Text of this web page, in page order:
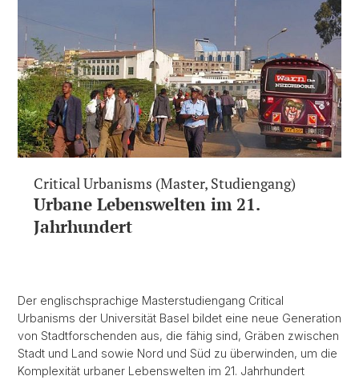
Critical Urbanisms (Master, Studiengang)
Urbane Lebenswelten im 21.
Jahrhundert
Der englischsprachige Masterstudiengang Critical
Urbanisms der Universität Basel bildet eine neue Generation
von Stadtforschenden aus, die fähig sind, Gräben zwischen
Stadt und Land sowie Nord und Süd zu überwinden, um die
Komplexität urbaner Lebenswelten im 21. Jahrhundert